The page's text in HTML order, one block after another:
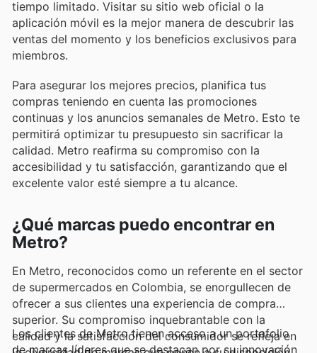
tiempo limitado. Visitar su sitio web oficial o la
aplicación móvil es la mejor manera de descubrir las
ventas del momento y los beneficios exclusivos para
miembros.
Para asegurar los mejores precios, planifica tus
compras teniendo en cuenta las promociones
continuas y los anuncios semanales de Metro. Esto te
permitirá optimizar tu presupuesto sin sacrificar la
calidad. Metro reafirma su compromiso con la
accesibilidad y tu satisfacción, garantizando que el
excelente valor esté siempre a tu alcance.
¿Qué marcas puedo encontrar en
Metro?
En Metro, reconocidos como un referente en el sector
de supermercados en Colombia, se enorgullecen de
ofrecer a sus clientes una experiencia de compra
superior. Su compromiso inquebrantable con la
calidad y la satisfacción del consumidor se refleja en
Los clientes de Metro tienen acceso a un portafolio
de marcas líderes que se destacan por su innovación